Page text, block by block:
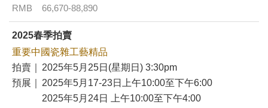
RMB
66,670-88,890
2025春季拍賣
重要中國瓷雜工藝精品
拍賣｜
2025年5月25日(星期日) 3:30pm
預展｜
2025年5月17-23日上午10:00至下午6:00
2025年5月24日 上午10:00至下午4:00